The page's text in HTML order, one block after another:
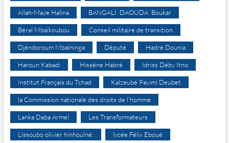
Allah-Maye Halina BANGALI DAOUDA Boukar
Béral Mbaïkoubou Conseil militaire de transition
Djéndoroum Mbaïninga Député Hadre Dounia
Haroun Kabadi Hissène Habré Idriss Déby Itno
Institut Français du Tchad Kalzeubé Payimi Deubet
la Commission nationale des droits de l’homme
Lanka Daba Armel Les Transformateurs
Lissoubo olivier hinhoulné. lycée Félix Eboué